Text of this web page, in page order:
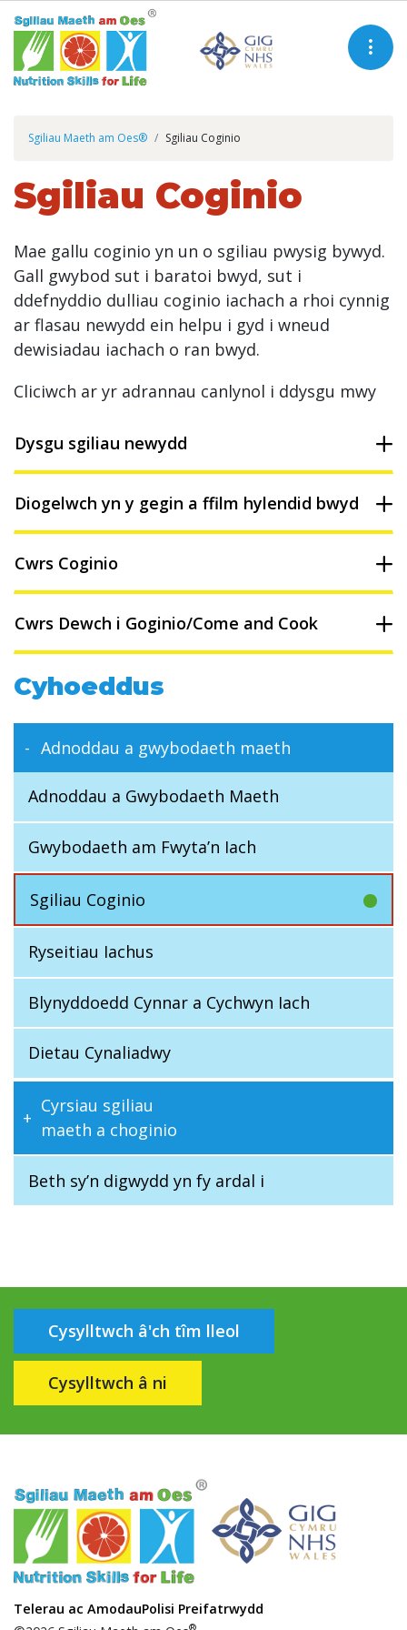
Sgiliau Maeth am Oes® Sgiliau Coginio
Cyhoeddus
Adnoddau a gwybodaeth maeth
Adnoddau a Gwybodaeth Maeth
Gwybodaeth am Fwyta’n Iach
Sgiliau Coginio
Ryseitiau Iachus
Blynyddoedd Cynnar a Cychwyn Iach
Dietau Cynaliadwy
Cyrsiau sgiliau
maeth a choginio
Beth sy’n digwydd yn fy ardal i
Sgiliau Coginio
Mae gallu coginio yn un o sgiliau pwysig bywyd.
Gall gwybod sut i baratoi bwyd, sut i
ddefnyddio dulliau coginio iachach a rhoi cynnig
ar flasau newydd ein helpu i gyd i wneud
dewisiadau iachach o ran bwyd.
Cliciwch ar yr adrannau canlynol i ddysgu mwy
Dysgu sgiliau newydd
Diogelwch yn y gegin a ffilm hylendid bwyd
Cwrs Coginio
Cwrs Dewch i Goginio/Come and Cook
Cysylltwch â'ch tîm lleol
Cysylltwch â ni
Telerau ac AmodauPolisi Preifatrwydd
®